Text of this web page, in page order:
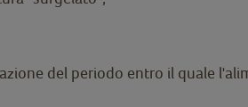
del periodo entro il quale